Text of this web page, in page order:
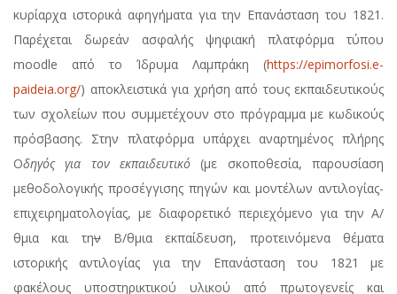
κυρίαρχα ιστορικά αφηγήματα για την Επανάσταση του 1821.
Παρέχεται δωρεάν ασφαλής ψηφιακή πλατφόρμα τύπου
moodle από το Ίδρυμα Λαμπράκη (https://epimorfosi.e-
paideia.org/) αποκλειστικά για χρήση από τους εκπαιδευτικούς
των σχολείων που συμμετέχουν στο πρόγραμμα με κωδικούς
πρόσβασης. Στην πλατφόρμα υπάρχει αναρτημένος πλήρης
Οδηγός για τον εκπαιδευτικό (με σκοποθεσία, παρουσίαση
μεθοδολογικής προσέγγισης πηγών και μοντέλων αντιλογίας-
επιχειρηματολογίας, με διαφορετικό περιεχόμενο για την Α/
θμια και τηνΒ/θμια εκπαίδευση, προτεινόμενα θέματα
ιστορικής αντιλογίας για την Επανάσταση του 1821 με
φακέλους υποστηρικτικού υλικού από πρωτογενείς και